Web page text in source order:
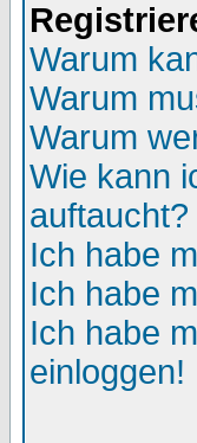
Warum
Warum
Warum
Wie kann
auftaucht?
Ich habe
Ich habe
Ich habe
einloggen!